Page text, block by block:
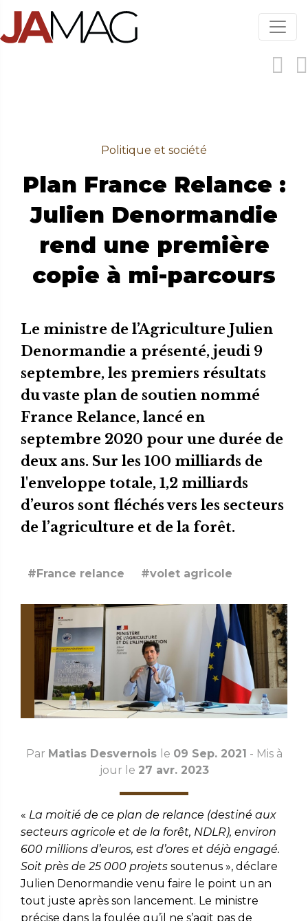
Aller
contenu
Politique et société
Plan France Relance :
Julien Denormandie
rend une première
copie à mi-parcours
Le ministre de l’Agriculture Julien
Denormandie a présenté, jeudi 9
septembre, les premiers résultats
du vaste plan de soutien nommé
France Relance, lancé en
septembre 2020 pour une durée de
deux ans. Sur les 100 milliards de
l'enveloppe totale, 1,2 milliards
d’euros sont fléchés vers les secteurs
de l’agriculture et de la forêt.
#France relance #volet agricole
Par Matias Desvernois le 09 Sep. 2021 - Mis à
jour le 27 avr. 2023
« La moitié de ce plan de relance (destiné aux
secteurs agricole et de la forêt, NDLR), environ
600 millions d’euros, est d’ores et déjà engagé.
Soit près de 25 000 projets soutenus », déclare
Julien Denormandie venu faire le point un an
tout juste après son lancement. Le ministre
précise dans la foulée qu’il ne s’agit pas de